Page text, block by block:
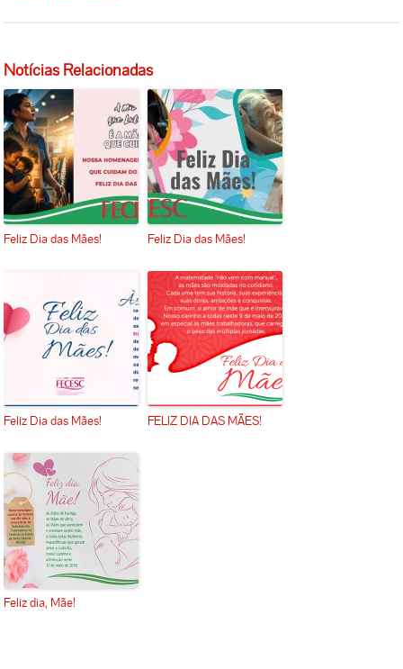
Notícias Relacionadas
Feliz Dia das Mães! Feliz Dia das Mães!
Feliz Dia das Mães! FELIZ DIA DAS MÃES!
Feliz dia, Mãe!